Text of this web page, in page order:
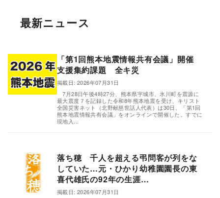
最新ニュース
,
「第1回熊本地震情報共有会議」開催
支援集約課題 全キ災
掲載日: 2026年07月31日
7月28日午後4時27分、熊本県宇城市、氷川町を震源に
最大震度７を記録した令和8年熊本地震を受け、キリスト
全国災害ネット（北野献慈世話人代表）は30日、「第1回
熊本地震情報共有会議」をオンラインで開催した。すでに
現地入...
落ち穂 千人を超える弔問客が列をな
していた…元・ひかり幼稚園園長の東
喜代雄氏の92年の生涯…
掲載日: 2026年07月31日